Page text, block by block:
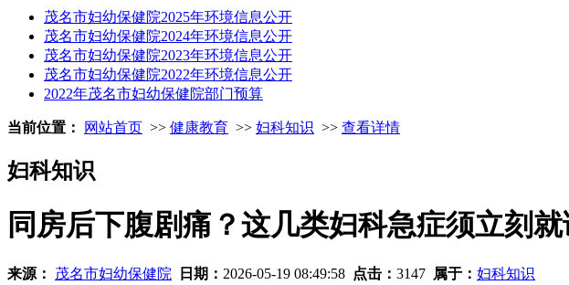
茂名市妇幼保健院2025年环境信息公开
茂名市妇幼保健院2024年环境信息公开
茂名市妇幼保健院2023年环境信息公开
茂名市妇幼保健院2022年环境信息公开
2022年茂名市妇幼保健院部门预算
当前位置： 网站首页 >> 健康教育 >> 妇科知识 >> 查看详情
妇科知识
同房后下腹剧痛？这几类妇科急症须立刻就
来源： 茂名市妇幼保健院 日期： 2026-05-19 08:49:58 点击： 3147 属于： 妇科知识